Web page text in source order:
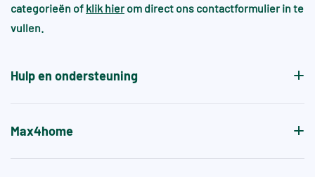
patroon.
Voor zwembaden en wellnessruimtes gelden vaak
aanvullende normen, zoals +A of +B, die specifiek
categorieën of klik hier om direct ons contactformulier in te
vullen.
Hulp en ondersteuning
Max4home